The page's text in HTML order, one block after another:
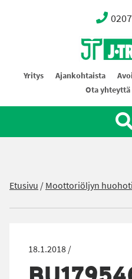
Oy J-Trading
Yritys Ajankohtaista
Ota yhteyttä
Etusivu /Moottoriöljyn
18.1.2018 /